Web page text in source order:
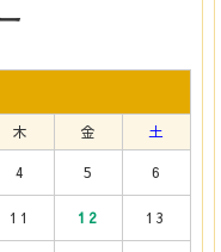
木 金 土
4 5 6
11 12 13